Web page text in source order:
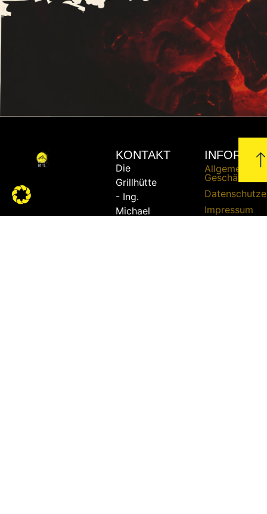
KONTAKT
Die
Grillhütte
- Ing.
Michael
Allgemeine
Impressum